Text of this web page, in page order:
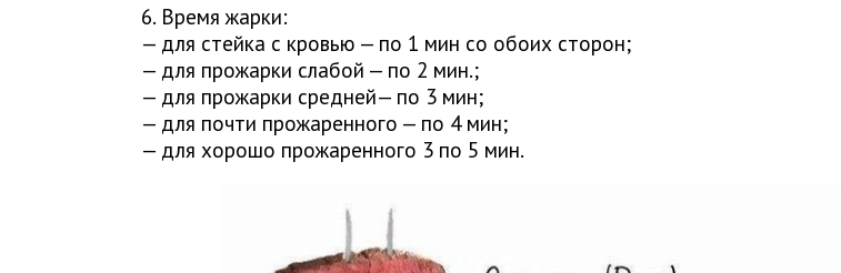
6. Время жарки:
— для стейка с кровью — по 1 мин со обоих сторон;
— для прожарки слабой — по 2 мин.;
— для прожарки средней— по 3 мин;
— для почти прожаренного — по 4 мин;
— для хорошо прожаренного 3 по 5 мин.